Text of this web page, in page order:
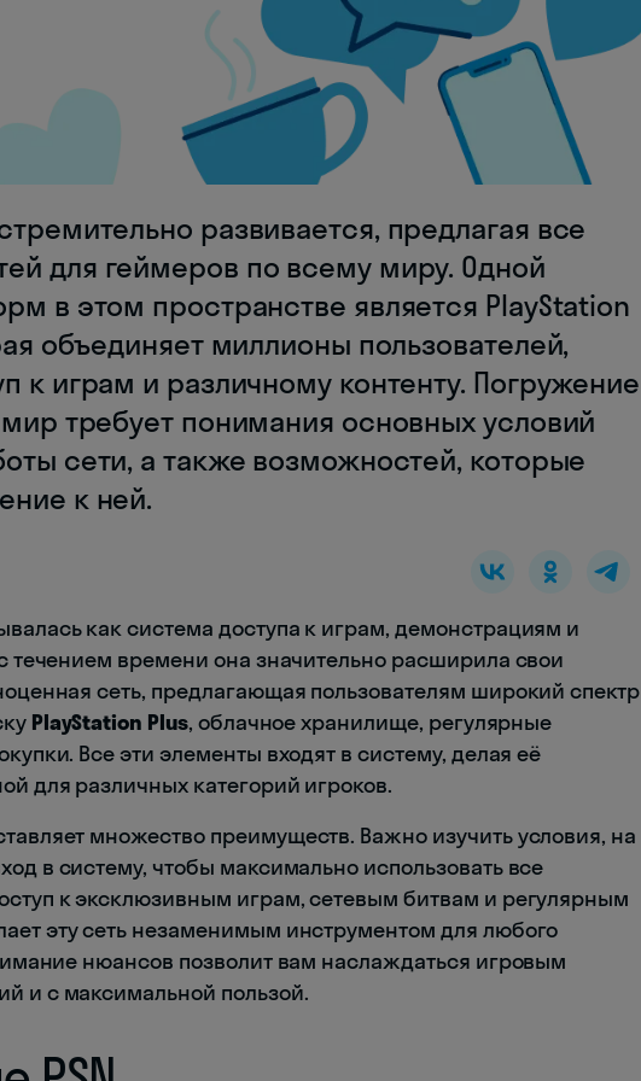
развивается, предлагая все
для геймеров по всему миру. Одной
в этом пространстве является PlayStation
объединяет миллионы пользователей,
к играм и различному контенту. Погружение
требует понимания основных условий
сети, а также возможностей, которые
к ней.
как система доступа к играм, демонстрациям и
течением времени она значительно расширила свои
сеть, предлагающая пользователям широкий спектр
PlayStation Plus, облачное хранилище, регулярные
Все эти элементы входят в систему, делая её
для различных категорий игроков.
множество преимуществ. Важно изучить условия, на
в систему, чтобы максимально использовать все
к эксклюзивным играм, сетевым битвам и регулярным
эту сеть незаменимым инструментом для любого
нюансов позволит вам наслаждаться игровым
и с максимальной пользой.